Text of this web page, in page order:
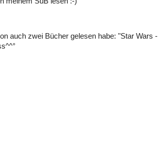
auch zwei Bücher gelesen habe: "Star Wars -